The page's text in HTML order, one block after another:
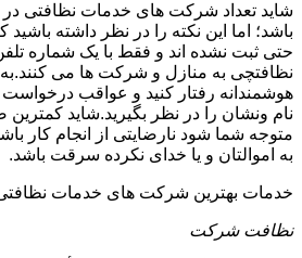
شاید تعداد شرکت های خدمات نظافتی در
باشد؛ اما این نکته را در نظر داشته
حتی ثبت نشده اند و فقط با یک شماره
نظافتچی به منازل و شرکت ها می
هوشمندانه رفتار کنید و عواقب
نام ونشان را در نظر بگیرید.شاید کمترین
متوجه شما شود نارضایتی از انجام کار
به اموالتان و یا خدای نکرده سرقت باشد.
خدمات بهترین شرکت های خدمات نظافتی
نظافت شرکت